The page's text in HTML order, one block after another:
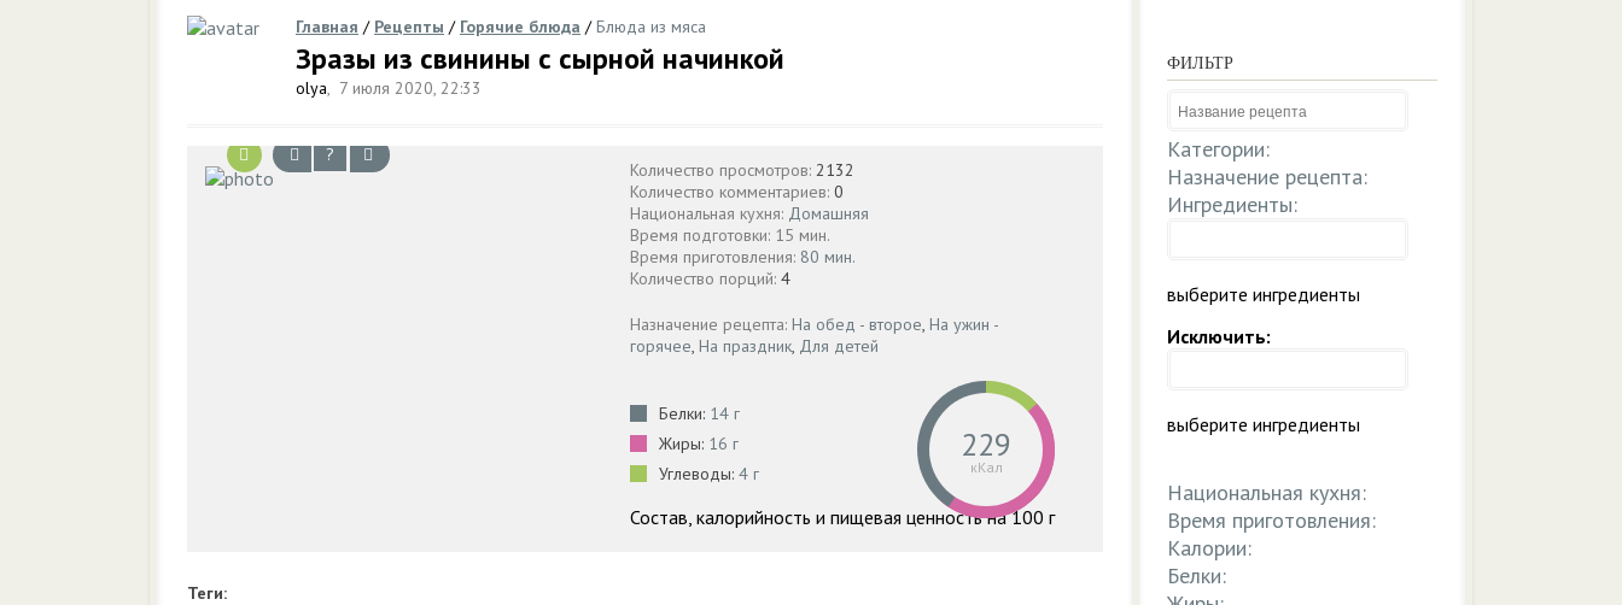
Главная / Рецепты / Горячие блюда /Блюда из мяса
Зразы из свинины с сырной начинкой
olya, 7 июля 2020, 22:33
?
Количество просмотров: 2132
Количество комментариев: 0
Национальная кухня: Домашняя
Время подготовки: 15 мин.
Время приготовления: 80 мин.
Количество порций: 4
Назначение рецепта: На обед - второе, На ужин -
горячее, На праздник, Для детей
Белки: 14 г
Жиры: 16 г
Углеводы: 4 г
229
кКал
Состав, калорийность и пищевая ценность на 100 г
Теги:
ФИЛЬТР
Категории:
Назначение рецепта:
Ингредиенты:
выберите ингредиенты
Исключить:
выберите ингредиенты
Национальная кухня:
Время приготовления:
Калории:
Белки: